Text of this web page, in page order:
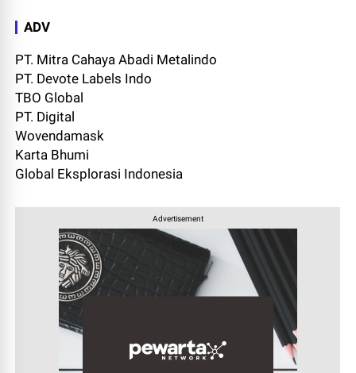
ADV
PT. Mitra Cahaya Abadi Metalindo
PT. Devote Labels Indo
TBO Global
PT. Digital
Wovendamask
Karta Bhumi
Global Eksplorasi Indonesia
Advertisement